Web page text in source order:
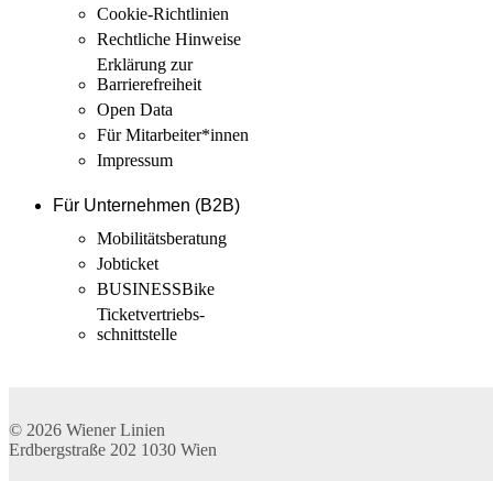
Cookie-Richtlinien
Rechtliche Hinweise
Erklärung zur
Barrierefreiheit
Open Data
Für Mitarbeiter­*innen
Impressum
Für Unternehmen (B2B)
Mobilitäts­beratung
Jobticket
BUSINESSBike
Ticketvertriebs­
schnittstelle
© 2026 Wiener Linien
Erdbergstraße 202 1030 Wien